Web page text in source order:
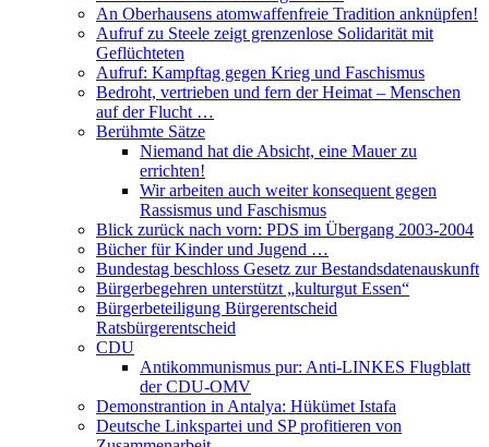
An Oberhausens atomwaffenfreie Tradition anknüpfen!
Aufruf zu Steele zeigt grenzenlose Solidarität mit
Geflüchteten
Aufruf: Kampftag gegen Krieg und Faschismus
Bedroht, vertrieben und fern der Heimat – Menschen
auf der Flucht …
Berühmte Sätze
Niemand hat die Absicht, eine Mauer zu
errichten!
Wir arbeiten auch weiter konsequent gegen
Rassismus und Faschismus
Blick zurück nach vorn: PDS im Übergang 2003-2004
Bücher für Kinder und Jugend …
Bundestag beschloss Gesetz zur Bestandsdatenauskunft
Bürgerbegehren unterstützt „kulturgut Essen“
Bürgerbeteiligung Bürgerentscheid
Ratsbürgerentscheid
CDU
Antikommunismus pur: Anti-LINKES Flugblatt
der CDU-OMV
Demonstrantion in Antalya: Hükümet Istafa
Deutsche Linkspartei und SP profitieren von